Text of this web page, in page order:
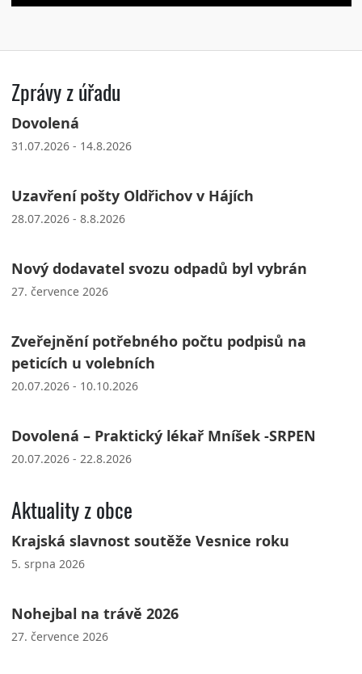
Zprávy z úřadu
Dovolená
31.07.2026 - 14.8.2026
Uzavření pošty Oldřichov v Hájích
28.07.2026 - 8.8.2026
Nový dodavatel svozu odpadů byl vybrán
27. července 2026
Zveřejnění potřebného počtu podpisů na
peticích u volebních
20.07.2026 - 10.10.2026
Dovolená – Praktický lékař Mníšek -SRPEN
20.07.2026 - 22.8.2026
Aktuality z obce
Krajská slavnost soutěže Vesnice roku
5. srpna 2026
Nohejbal na trávě 2026
27. července 2026